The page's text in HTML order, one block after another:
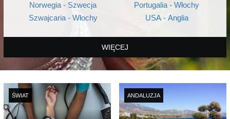
Norwegia - Szwecja
Szwajcaria - Włochy
Portugalia - Włochy
USA - Anglia
WIĘCEJ
ŚWIAT ANDALUZJA